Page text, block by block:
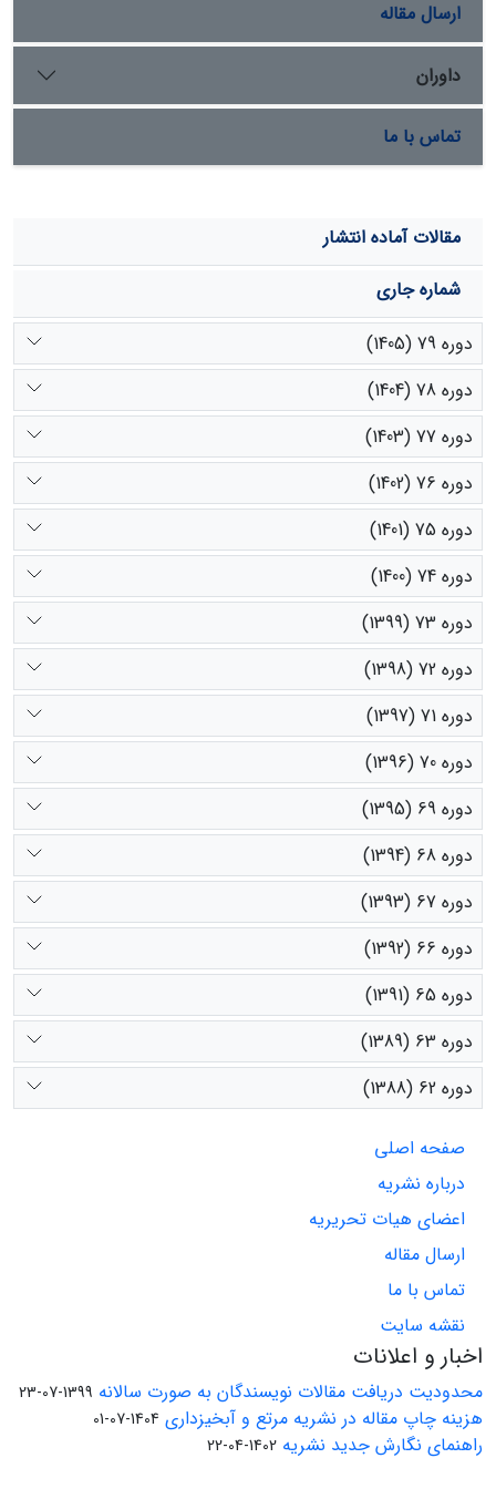
ارسال مقاله
داوران
تماس با ما
مقالات آماده انتشار
شماره جاری
دوره 79 (1405)
دوره 78 (1404)
دوره 77 (1403)
دوره 76 (1402)
دوره 75 (1401)
دوره 74 (1400)
دوره 73 (1399)
دوره 72 (1398)
دوره 71 (1397)
دوره 70 (1396)
دوره 69 (1395)
دوره 68 (1394)
دوره 67 (1393)
دوره 66 (1392)
دوره 65 (1391)
دوره 63 (1389)
دوره 62 (1388)
صفحه اصلی
درباره نشریه
اعضای هیات تحریریه
ارسال مقاله
تماس با ما
نقشه سایت
اخبار و اعلانات
محدودیت دریافت مقالات نویسندگان به صورت سالانه 1399-07-23
هزینه چاپ مقاله در نشریه مرتع و آبخیزداری 1404-07-01
راهنمای نگارش جدید نشریه 1402-04-22